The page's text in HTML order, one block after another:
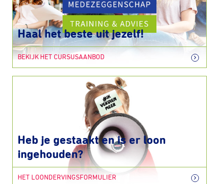
Haal het beste uit jezelf!
BEKIJK HET CURSUSAANBOD
Heb je gestaakt en is er loon
ingehouden?
HET LOONDERVINGSFORMULIER